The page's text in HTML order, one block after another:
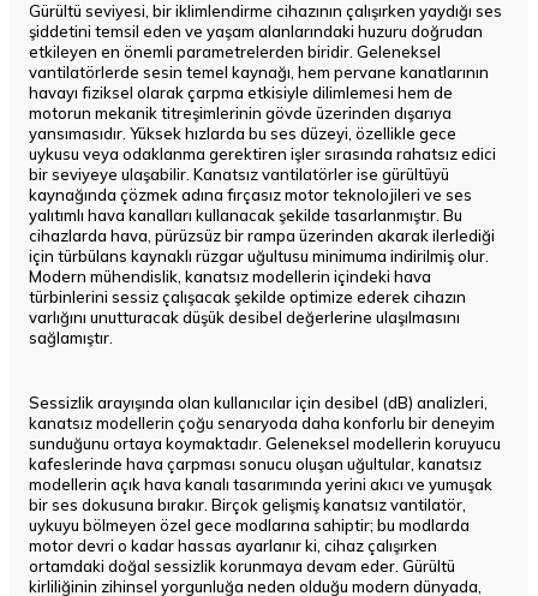
Gürültü seviyesi, bir iklimlendirme cihazının çalışırken yaydığı ses
şiddetini temsil eden ve yaşam alanlarındaki huzuru doğrudan
etkileyen en önemli parametrelerden biridir. Geleneksel
vantilatörlerde sesin temel kaynağı, hem pervane kanatlarının
havayı fiziksel olarak çarpma etkisiyle dilimlemesi hem de
motorun mekanik titreşimlerinin gövde üzerinden dışarıya
yansımasıdır. Yüksek hızlarda bu ses düzeyi, özellikle gece
uykusu veya odaklanma gerektiren işler sırasında rahatsız edici
bir seviyeye ulaşabilir. Kanatsız vantilatörler ise gürültüyü
kaynağında çözmek adına fırçasız motor teknolojileri ve ses
yalıtımlı hava kanalları kullanacak şekilde tasarlanmıştır. Bu
cihazlarda hava, pürüzsüz bir rampa üzerinden akarak ilerlediği
için türbülans kaynaklı rüzgar uğultusu minimuma indirilmiş olur.
Modern mühendislik, kanatsız modellerin içindeki hava
türbinlerini sessiz çalışacak şekilde optimize ederek cihazın
varlığını unutturacak düşük desibel değerlerine ulaşılmasını
sağlamıştır.
Sessizlik arayışında olan kullanıcılar için desibel (dB) analizleri,
kanatsız modellerin çoğu senaryoda daha konforlu bir deneyim
sunduğunu ortaya koymaktadır. Geleneksel modellerin koruyucu
kafeslerinde hava çarpması sonucu oluşan uğultular, kanatsız
modellerin açık hava kanalı tasarımında yerini akıcı ve yumuşak
bir ses dokusuna bırakır. Birçok gelişmiş kanatsız vantilatör,
uykuyu bölmeyen özel gece modlarına sahiptir; bu modlarda
motor devri o kadar hassas ayarlanır ki, cihaz çalışırken
ortamdaki doğal sessizlik korunmaya devam eder. Gürültü
kirliliğinin zihinsel yorgunluğa neden olduğu modern dünyada,